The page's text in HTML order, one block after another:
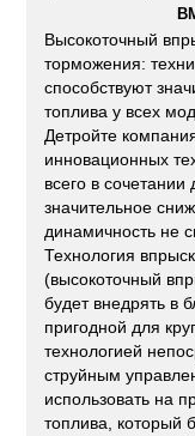
Высокоточный
торможения:
способствуют
топлива у всех
Детройте
инновационных
всего в
значительное
динамичность не
Технология
(высокоточный
будет внедрять в
пригодной для
технологией
струйным
использовать на
топлива, который